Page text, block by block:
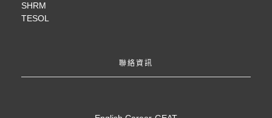
SHRM
TESOL
聯絡資訊